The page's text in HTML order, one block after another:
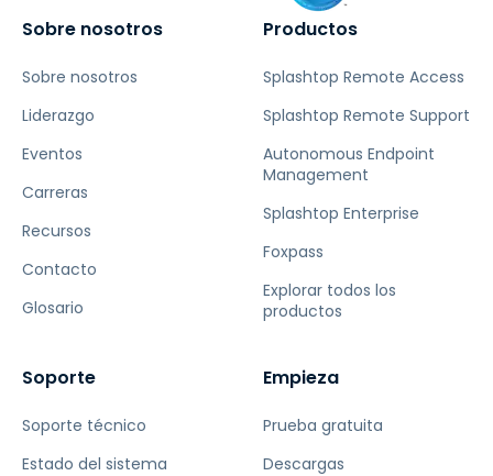
Sobre nosotros
Sobre nosotros
Liderazgo
Eventos
Carreras
Recursos
Contacto
Glosario
Productos
Splashtop Remote Access
Splashtop Remote Support
Autonomous Endpoint
Management
Splashtop Enterprise
Foxpass
Explorar todos los
productos
Soporte
Soporte técnico
Estado del sistema
Empieza
Prueba gratuita
Descargas